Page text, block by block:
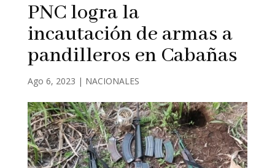
PNC logra la
incautación de armas a
pandilleros en Cabañas
Ago 6, 2023 | NACIONALES